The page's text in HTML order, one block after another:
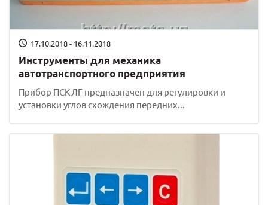
17.10.2018 - 16.11.2018
Инструменты для механика
автотранспортного предприятия
Прибор ПСК-ЛГ предназначен для регулировки и
установки углов схождения передних...